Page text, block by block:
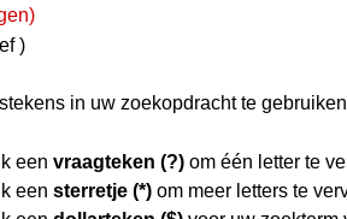
)
in uw zoekopdracht te
een vraagteken (?) om één letter te
een sterretje (*) om meer letters te